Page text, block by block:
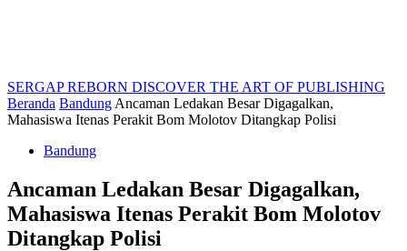
SERGAP REBORN DISCOVER THE ART OF PUBLISHING
Beranda Bandung Ancaman Ledakan Besar Digagalkan,
Mahasiswa Itenas Perakit Bom Molotov Ditangkap Polisi
Bandung
Ancaman Ledakan Besar Digagalkan,
Mahasiswa Itenas Perakit Bom Molotov
Ditangkap Polisi